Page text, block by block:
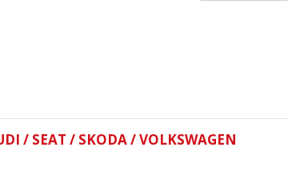
/ SEAT / SKODA / VOLKSWAGEN